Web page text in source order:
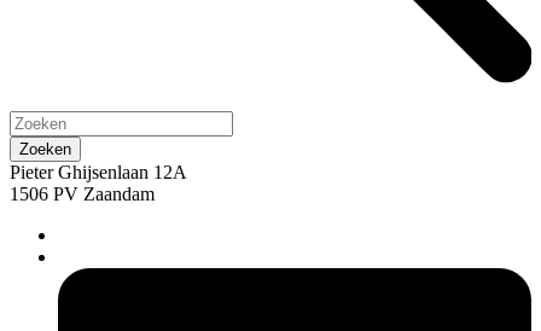
Pieter Ghijsenlaan 12A
1506 PV Zaandam